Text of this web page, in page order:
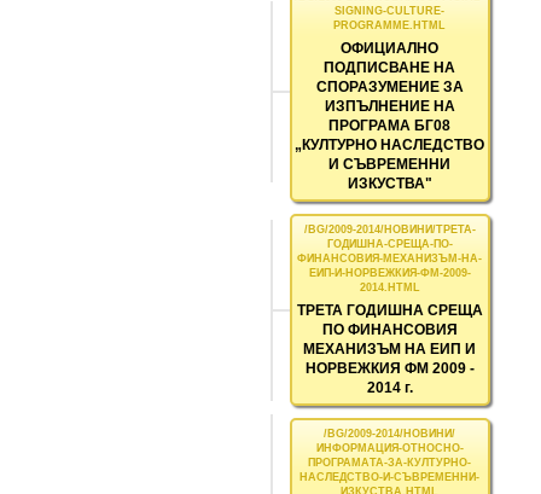
ОФИЦИАЛНО
ПОДПИСВАНЕ НА
СПОРАЗУМЕНИЕ ЗА
ИЗПЪЛНЕНИЕ НА
ПРОГРАМА БГ08
„КУЛТУРНО НАСЛЕДСТВО
И СЪВРЕМЕННИ
ИЗКУСТВА"
ТРЕТА ГОДИШНА СРЕЩА
ПО ФИНАНСОВИЯ
МЕХАНИЗЪМ НА ЕИП И
НОРВЕЖКИЯ ФМ 2009 -
2014 г.